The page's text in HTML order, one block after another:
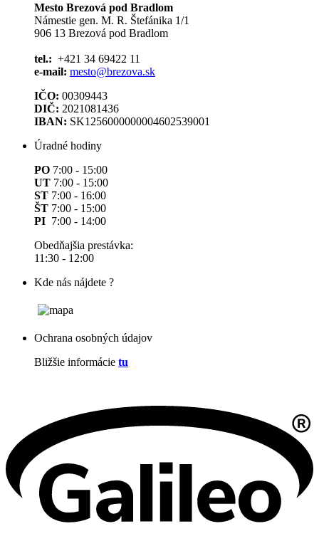
Mesto Brezová pod Bradlom
Námestie gen. M. R. Štefánika 1/1
906 13 Brezová pod Bradlom
tel.: +421 34 69422 11
e-mail: mesto@brezova.sk
IČO: 00309443
DIČ: 2021081436
IBAN: SK1256000000004602539001
Úradné hodiny
PO 7:00 - 15:00
UT 7:00 - 15:00
ST 7:00 - 16:00
ŠT 7:00 - 15:00
PI 7:00 - 14:00
Obedňajšia prestávka:
11:30 - 12:00
Kde nás nájdete ?
Ochrana osobných údajov
Bližšie informácie tu